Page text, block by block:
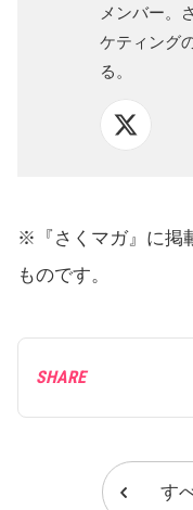
メンバー。
ケティング
る。
※『さくマガ』に掲
ものです。
SHARE
す